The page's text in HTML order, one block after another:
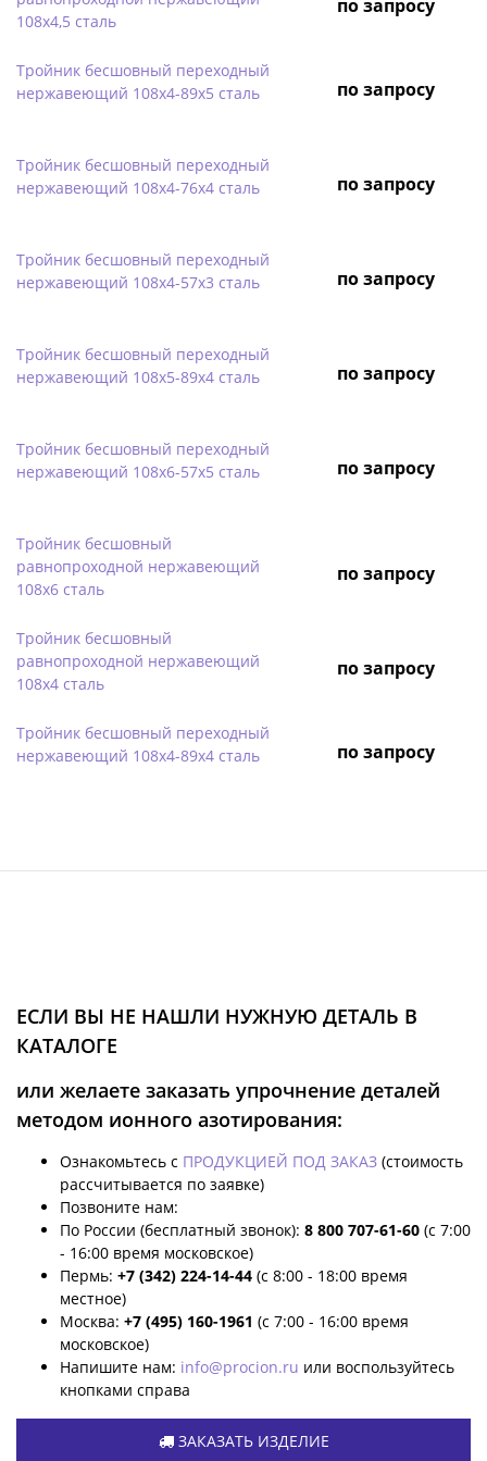
108х4,5 сталь
по запросу
Тройник бесшовный переходный
нержавеющий 108х4-89х5 сталь
по запросу
Тройник бесшовный переходный
нержавеющий 108х4-76х4 сталь
по запросу
Тройник бесшовный переходный
нержавеющий 108х4-57х3 сталь
по запросу
Тройник бесшовный переходный
нержавеющий 108х5-89х4 сталь
по запросу
Тройник бесшовный переходный
нержавеющий 108х6-57х5 сталь
по запросу
Тройник бесшовный
равнопроходной нержавеющий
108х6 сталь
по запросу
Тройник бесшовный
равнопроходной нержавеющий
108х4 сталь
по запросу
Тройник бесшовный переходный
нержавеющий 108х4-89х4 сталь
по запросу
ЕСЛИ ВЫ НЕ НАШЛИ НУЖНУЮ ДЕТАЛЬ В
КАТАЛОГЕ
или желаете заказать упрочнение деталей
методом ионного азотирования:
Ознакомьтесь с ПРОДУКЦИЕЙ ПОД ЗАКАЗ (стоимость
рассчитывается по заявке)
Позвоните нам:
По России (бесплатный звонок): 8 800 707-61-60 (с 7:00
- 16:00 время московское)
Пермь: +7 (342) 224-14-44 (с 8:00 - 18:00 время
местное)
Москва: +7 (495) 160-1961 (с 7:00 - 16:00 время
московское)
Напишите нам: info@procion.ru или воспользуйтесь
кнопками справа
ЗАКАЗАТЬ ИЗДЕЛИЕ